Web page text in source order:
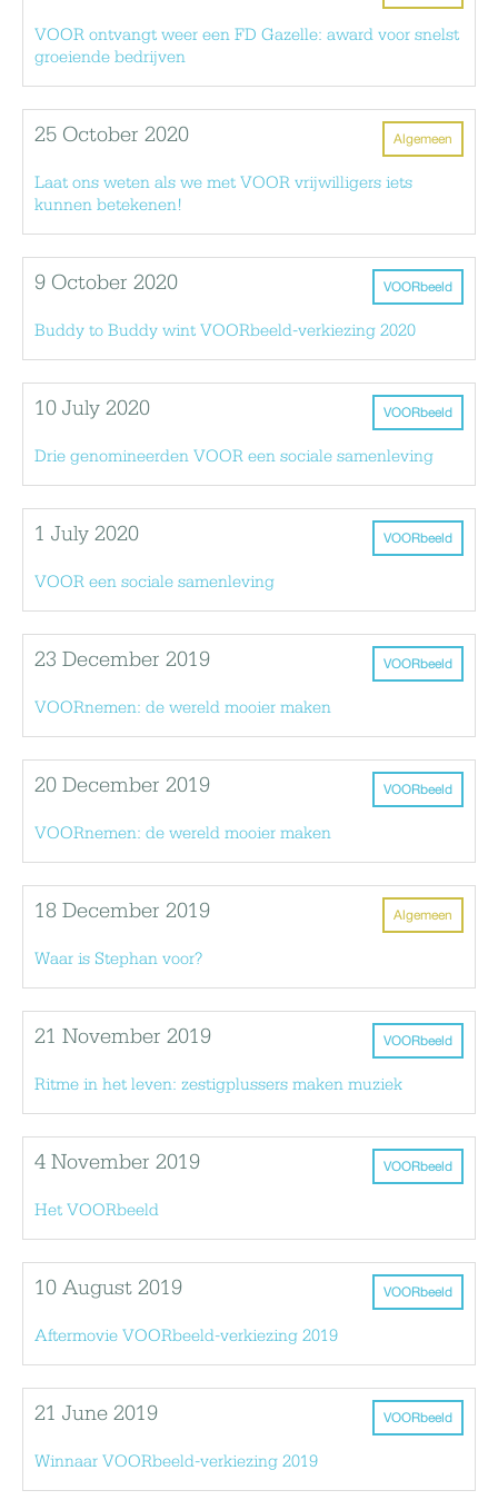
VOOR ontvangt weer een FD Gazelle: award voor snelst
groeiende bedrijven
Algemeen
25 October 2020
Laat ons weten als we met VOOR vrijwilligers iets
kunnen betekenen!
VOORbeeld
9 October 2020
Buddy to Buddy wint VOORbeeld-verkiezing 2020
VOORbeeld
10 July 2020
Drie genomineerden VOOR een sociale samenleving
VOORbeeld
1 July 2020
VOOR een sociale samenleving
VOORbeeld
23 December 2019
VOORnemen: de wereld mooier maken
VOORbeeld
20 December 2019
VOORnemen: de wereld mooier maken
Algemeen
18 December 2019
Waar is Stephan voor?
VOORbeeld
21 November 2019
Ritme in het leven: zestigplussers maken muziek
VOORbeeld
4 November 2019
Het VOORbeeld
VOORbeeld
10 August 2019
Aftermovie VOORbeeld-verkiezing 2019
VOORbeeld
21 June 2019
Winnaar VOORbeeld-verkiezing 2019